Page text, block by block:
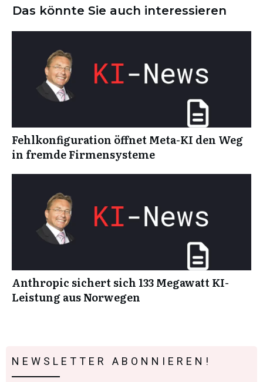
Das könnte Sie auch interessieren
Fehlkonfiguration öffnet Meta-KI den Weg
in fremde Firmensysteme
Anthropic sichert sich 133 Megawatt KI-
Leistung aus Norwegen
NEWSLETTER ABONNIEREN!